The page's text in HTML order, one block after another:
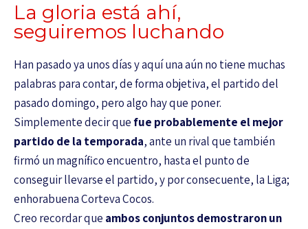
La gloria está ahí,
seguiremos luchando
Han pasado ya unos días y aquí una aún no tiene muchas
palabras para contar, de forma objetiva, el partido del
pasado domingo, pero algo hay que poner.
Simplemente decir quefue probablemente el mejor
partido de la temporada, ante un rival que también
firmó un magnífico encuentro, hasta el punto de
conseguir llevarse el partido, y por consecuente, la Liga;
enhorabuena Corteva Cocos.
Creo recordar que ambos conjuntos demostraron un